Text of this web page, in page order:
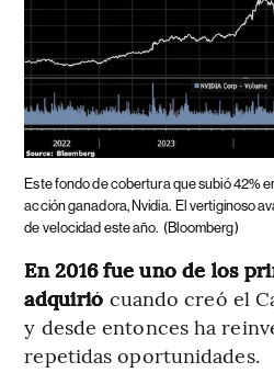
Este fondo de cobertura que subió 42%
acción ganadora, Nvidia. El vertiginoso
de velocidad este año. (Bloomberg)
En 2016 fue uno de los
adquirió cuando creó el
y desde entonces ha
repetidas oportunidades.